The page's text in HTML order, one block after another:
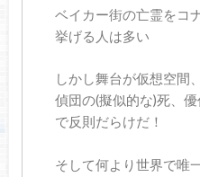
ベイカー街の亡霊をコ
挙げる人は多い
しかし舞台が仮想空間
偵団の(擬似的な)死、
で反則だらけだ！
そして何より世界で唯